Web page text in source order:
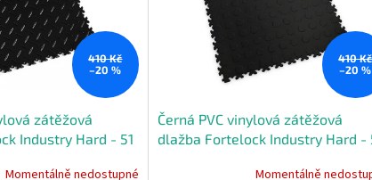
410 Kč
–20 %
zátěžová
Industry Hard - 51
Momentálně nedostupné
410 Kč
–20 %
Černá PVC vinylová zátěžová
dlažba Fortelock Industry Hard -
Momentálně